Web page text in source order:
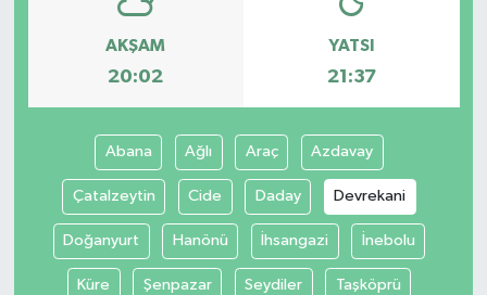
AKŞAM
20:02
YATSI
21:37
Abana Ağlı Araç Azdavay
Çatalzeytin Cide Daday Devrekani
Doğanyurt Hanönü İhsangazi İnebolu
Küre Şenpazar Seydiler Taşköprü